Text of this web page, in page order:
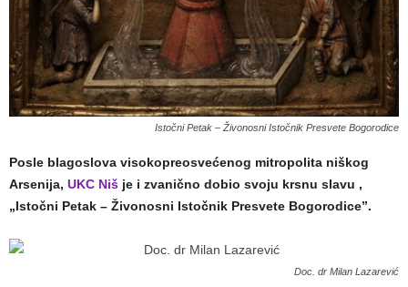
Istočni Petak – Živonosni Istočnik Presvete Bogorodice
Posle blagoslova visokopreosvećenog mitropolita niškog
Arsenija, UKC Niš je i zvanično dobio svoju krsnu slavu ,
„Istočni Petak – Živonosni Istočnik Presvete Bogorodice”.
Doc. dr Milan Lazarević